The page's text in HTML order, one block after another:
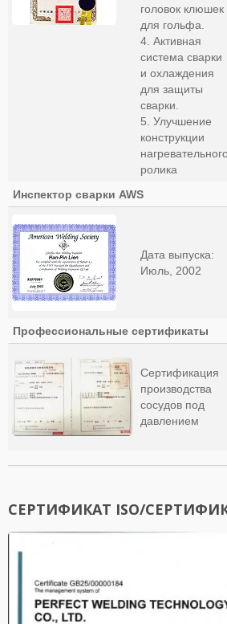
головок клюшек
для гольфа.
4. Активная
система сварки
и охлаждения
для защиты
сварки.
5. Улучшение
конструкции
нагревательного
ролика
Инспектор сварки AWS
Дата выпуска:
Июль, 2002
Профессиональные сертификаты
Сертификация
производства
сосудов под
давлением
СЕРТИФИКАТ ISO/